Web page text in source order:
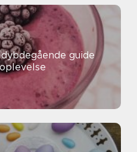
guide